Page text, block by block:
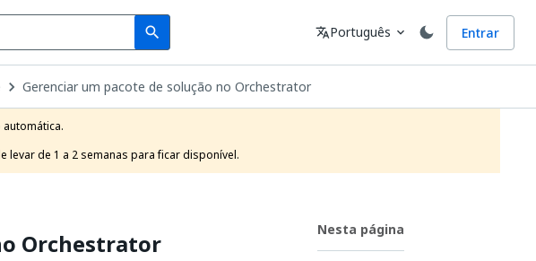
search
Search Idioma
translatePortuguês expand_more Entrar
Gerenciar um pacote de solução no Orchestrator
levar de 1 a 2 semanas para ficar disponível.
Orchestrator Nesta página